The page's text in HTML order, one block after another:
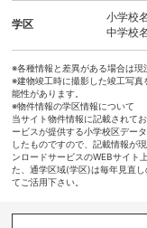
学区
小学校
中学校
※各種情報と差異がある場合は現
※建物竣工時に撮影した竣工写
能性があります。
※物件情報の学区情報について
当サイト物件情報に記載されて
ービスが提供する小学校区デー
したものですので、記載情報が
ンロードサービスのWEBサイト
た、通学区域(学区)は毎年見直
てご活用下さい。